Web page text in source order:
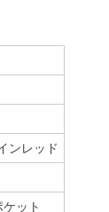
ンレッド
ット